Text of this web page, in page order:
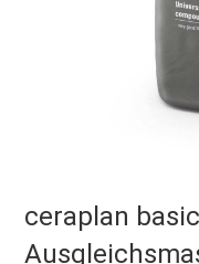
ceraplan